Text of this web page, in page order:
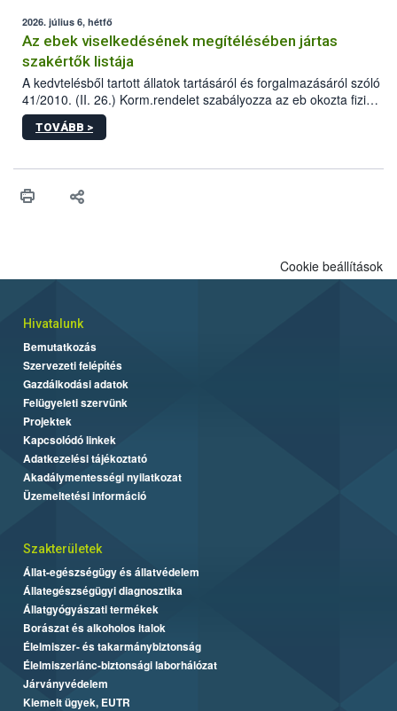
2026. július 6, hétfő
Az ebek viselkedésének megítélésében jártas
szakértők listája
A kedvtelésből tartott állatok tartásáról és forgalmazásáról szóló
41/2010. (II. 26.) Korm.rendelet szabályozza az eb okozta fizikai
sérülés, illetve ennek veszélye keletkezésekor felmerülő
hatósági feladatokat, valamint a veszélyes eb tartását és annak
vonni az ebek viselkedésének megítélésében jártas szakértőt.
TOVÁBB >
Cookie beállítások
Hivatalunk
Bemutatkozás
Szervezeti felépítés
Gazdálkodási adatok
Felügyeleti szervünk
Projektek
Kapcsolódó linkek
Adatkezelési tájékoztató
Akadálymentességi nyilatkozat
Üzemeltetési információ
Szakterületek
Állat-egészségügy és állatvédelem
Állategészségügyi diagnosztika
Állatgyógyászati termékek
Borászat és alkoholos italok
Élelmiszer- és takarmánybiztonság
Élelmiszerlánc-biztonsági laborhálózat
Járványvédelem
Kiemelt ügyek, EUTR